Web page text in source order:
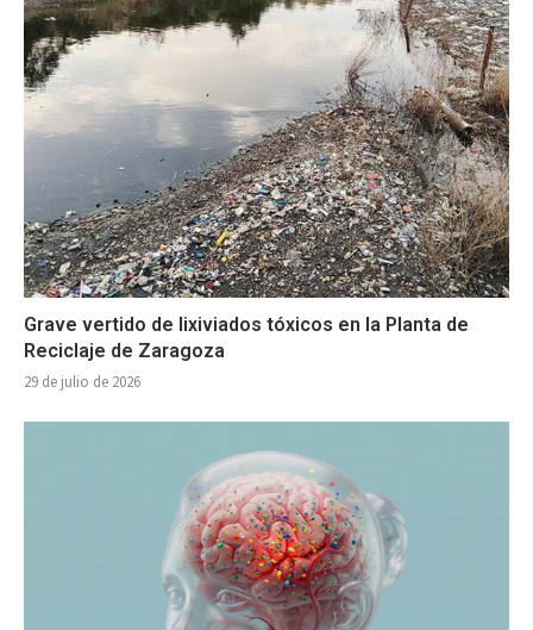
Grave vertido de lixiviados tóxicos en la Planta de
Reciclaje de Zaragoza
29 de julio de 2026